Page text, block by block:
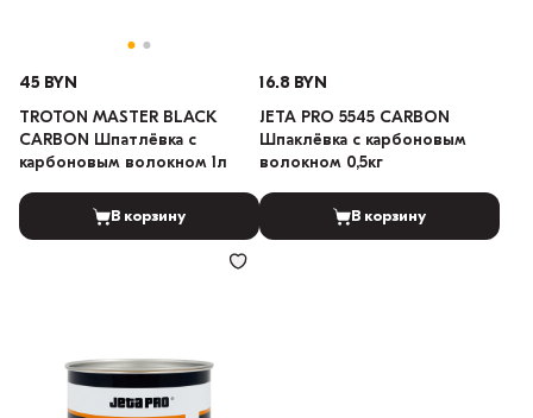
45 BYN
TROTON MASTER BLACK
CARBON Шпатлёвка с
карбоновым волокном 1л
В корзину
16.8 BYN
JETA PRO 5545 CARBON
Шпаклёвка с карбоновым
волокном 0,5кг
В корзину